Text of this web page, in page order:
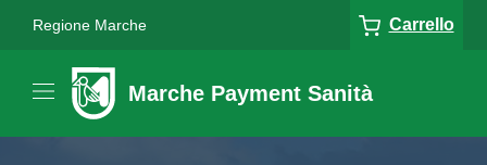
Regione Marche Carrello
Marche Payment Sanità